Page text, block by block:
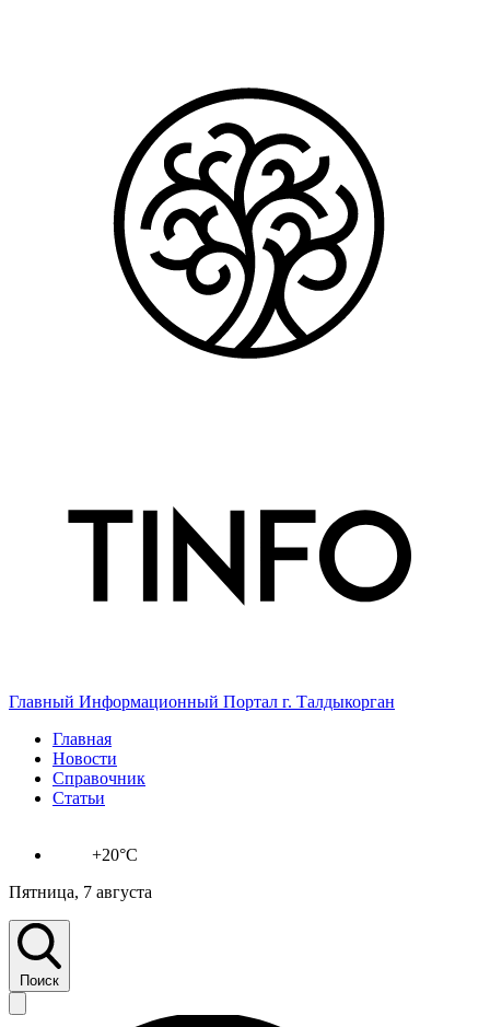
Главный Информационный Портал г. Талдыкорган
Главная
Новости
Справочник
Статьи
+20°C
Пятница, 7 августа
Поиск